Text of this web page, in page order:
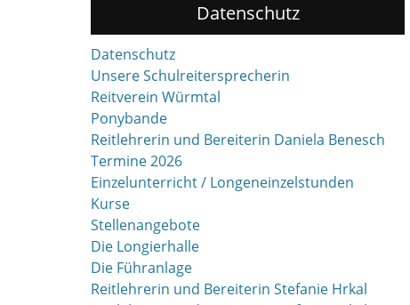
Datenschutz
Datenschutz
Unsere Schulreitersprecherin
Reitverein Würmtal
Ponybande
Reitlehrerin und Bereiterin Daniela Benesch
Termine 2026
Einzelunterricht / Longeneinzelstunden
Kurse
Stellenangebote
Die Longierhalle
Die Führanlage
Reitlehrerin und Bereiterin Stefanie Hrkal